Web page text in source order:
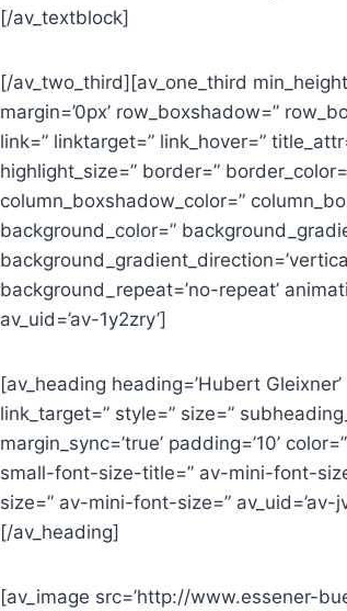
[/av_textblock]
[/av_two_third][av_one_third
margin=’0px’ row_boxshadow=”
link=” linktarget=” link_hover=”
highlight_size=” border=”
column_boxshadow_color=”
background_color=”
background_repeat=’no-repeat’
av_uid=’av-1y2zry’]
[av_heading heading=’Hubert Gleixner’
link_target=” style=” size=”
margin_sync=’true’ padding=’10’
small-font-size-title=” av-mini-font-
size=” av-mini-font-size=” av_uid=’av-
[/av_heading]
[av_image src=’http://www.essener-